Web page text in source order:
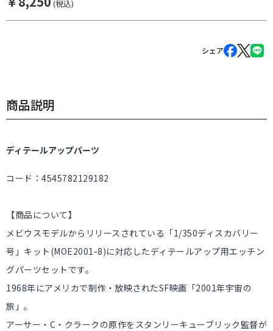
(税込)
シェア
商品説明
ディテールアップパーツ
コード：4545782129182
【商品について】
メビウスモデルからリリースされている「1/350ディスカバリー
号」キット(MOE2001-8)に対応したディテールアップ用エッチン
グパーツセットです。
1968年にアメリカで制作・放映されたSF映画「2001年宇宙の
旅」。
アーサー・C・クラークの原作をスタンリーキューブリック監督が